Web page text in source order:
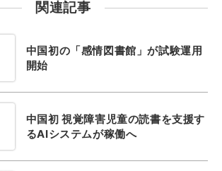
関連記事
中国初の「感情図書館」が試験運用
開始
中国初 視覚障害児童の読書を支援す
るAIシステムが稼働へ